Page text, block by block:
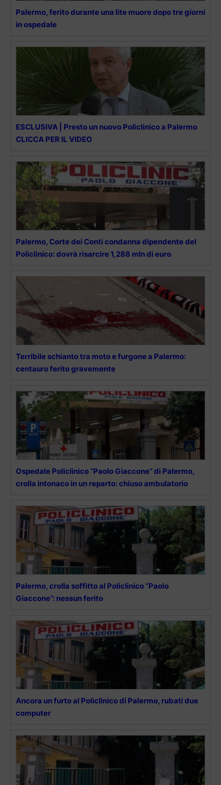
Palermo, ferito durante una lite muore dopo tre giorni
in ospedale
ESCLUSIVA | Presto un nuovo Policlinico a Palermo
CLICCA PER IL VIDEO
Palermo, Corte dei Conti condanna dipendente del
Policlinico: dovrà risarcire 1,288 mln di euro
Terribile schianto tra moto e furgone a Palermo:
centauro ferito gravemente
Ospedale Policlinico “Paolo Giaccone” di Palermo,
crolla intonaco in un reparto: chiuso ambulatorio
Palermo, crolla soffitto al Policlinico “Paolo
Giaccone”: nessun ferito
Ancora un furto al Policlinico di Palermo, rubati due
computer